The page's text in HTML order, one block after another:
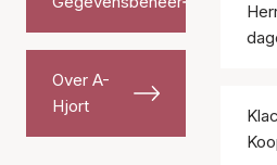
Over A-
Hjort